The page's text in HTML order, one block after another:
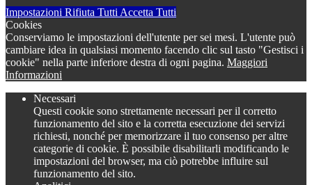
Impostazioni Rifiuta TuttiAccetta Tutti
Cookies
Conserviamo le impostazioni dell'utente per sei mesi. L'utente può
cambiare idea in qualsiasi momento facendo clic sul tasto "Gestisci i
cookie" nella parte inferiore destra di ogni pagina. Maggiori
Informazioni
Necessari
Questi cookie sono strettamente necessari per il corretto
funzionamento del sito e la corretta esecuzione dei servizi
richiesti, nonché per memorizzare il tuo consenso per altre
categorie di cookie. È possibile disabilitarli modificando le
impostazioni del browser, ma ciò potrebbe influire sul
funzionamento del sito.